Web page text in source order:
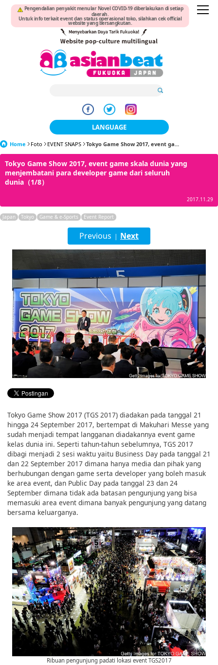
Pengendalian penyakit menular Novel COVID-19 diberlakukan di setiap
daerah.
Untuk info terkait event dan status operasional toko, silahkan cek official
website yang bersangkutan.
LANGUAGE
日本語
한국어
繁體中文
ภาษาไทย
tiéng Viêt
Bahasa Indonesia
Home Foto EVENT SNAPS Tokyo Game Show 2017, event ga...
Tokyo Game Show 2017, event game skala dunia yang
menjembatani para developer game dari seluruh
dunia（1/8）
2017.11.29
Japan Tokyo Game & e-Sports Event Report
Previous | Next
Tokyo Game Show 2017 (TGS 2017) diadakan pada tanggal 21
hingga 24 September 2017, bertempat di Makuhari Messe yang
sudah menjadi tempat langganan diadakannya event game
kelas dunia ini. Seperti tahun-tahun sebelumnya, TGS 2017
dibagi menjadi 2 sesi waktu yaitu Business Day pada tanggal 21
dan 22 September 2017 dimana hanya media dan pihak yang
berhubungan dengan game serta developer yang boleh masuk
ke area event, dan Public Day pada tanggal 23 dan 24
September dimana tidak ada batasan pengunjung yang bisa
memasuki area event dimana banyak pengunjung yang datang
bersama keluarganya.
Ribuan pengunjung padati lokasi event TGS2017